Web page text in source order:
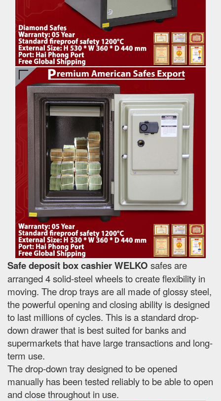
Safe deposit box cashier WELKO safes are
arranged 4 solid-steel wheels to create flexibility in
moving. The drop trays are all made of glossy steel,
the powerful opening and closing ability is designed
to last millions of cycles. This is a standard drop-
down drawer that is best suited for banks and
supermarkets that have large transactions and long-
term use.
The drop-down tray designed to be opened
manually has been tested reliably to be able to open
and close throughout in use.